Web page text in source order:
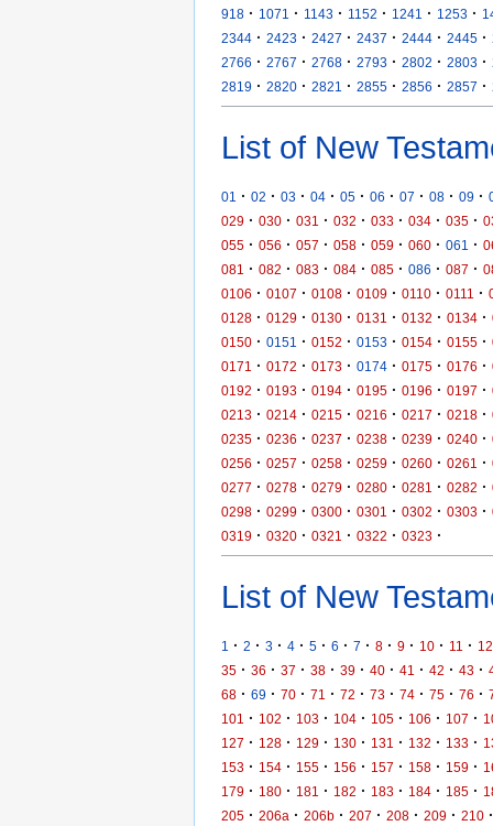
918 · 1071 · 1143 · 1152 · 1241 · 1253 ·
2344 · 2423 · 2427 · 2437 · 2444 · 2445 ·
2766 · 2767 · 2768 · 2793 · 2802 · 2803 ·
2819 · 2820 · 2821 · 2855 · 2856 · 2857 ·
List of New
01 · 02 · 03 · 04 · 05 · 06 · 07 · 08 · 09 ·
029 · 030 · 031 · 032 · 033 · 034 · 035 ·
055 · 056 · 057 · 058 · 059 · 060 · 061 ·
081
· 082 · 083 · 084 · 085 · 086 · 087 ·
0106 · 0107 · 0108 · 0109 · 0110 · 0111 ·
0128 · 0129 · 0130 · 0131 · 0132 · 0134 ·
0150 · 0151 · 0152 · 0153 · 0154 · 0155 ·
0171
· 0172 · 0173 · 0174 · 0175 · 0176 ·
0192 · 0193 · 0194 · 0195 · 0196 · 0197 ·
0213 · 0214 · 0215 · 0216 · 0217 · 0218 ·
0235 · 0236 · 0237 · 0238 · 0239 · 0240 ·
0256 · 0257 · 0258 · 0259 · 0260 · 0261 ·
0277 · 0278 · 0279 · 0280 · 0281 · 0282 ·
0298 · 0299 · 0300 · 0301 · 0302 · 0303 ·
0319 · 0320 · 0321 · 0322 · 0323 ·
List of New
1 · 2 · 3 · 4 · 5 · 6 · 7 · 8 · 9 · 10 · 11 · 12
35 · 36 · 37 · 38 · 39 · 40 · 41 · 42 · 43 ·
68 · 69 · 70 · 71 · 72 · 73 · 74 · 75 · 76 ·
101
· 102 · 103 · 104 · 105 · 106 · 107 ·
127 · 128 · 129 · 130 · 131 · 132 · 133 ·
153 · 154 · 155 · 156 · 157 · 158 · 159 ·
179 · 180 · 181 · 182 · 183 · 184 · 185 ·
205 · 206a · 206b · 207 · 208 · 209 · 210 ·